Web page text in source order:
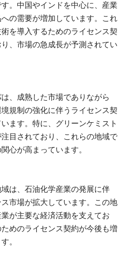
。中国やインドを中心に、産業
の需要が増加しています。これ
を導入するためのライセンス契
、市場の急成長が予測されてい
、成熟した市場でありながら
規制の強化に伴うライセンス契
ます。特に、グリーンケミスト
目されており、これらの地域で
心が高まっています。
は、石油化学産業の発展に伴
市場が拡大しています。この地
が主要な経済活動を支えてお
めのライセンス契約が今後も増
。